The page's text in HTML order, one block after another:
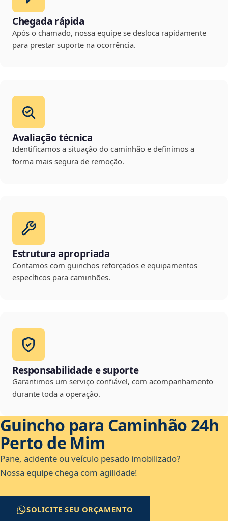
Chegada rápida
Após o chamado, nossa equipe se desloca rapidamente
para prestar suporte na ocorrência.
Avaliação técnica
Identificamos a situação do caminhão e definimos a
forma mais segura de remoção.
Estrutura apropriada
Contamos com guinchos reforçados e equipamentos
específicos para caminhões.
Responsabilidade e suporte
Garantimos um serviço confiável, com acompanhamento
durante toda a operação.
Guincho para Caminhão 24h
Perto de Mim
Pane, acidente ou veículo pesado imobilizado?
Nossa equipe chega com agilidade!
SOLICITE SEU ORÇAMENTO